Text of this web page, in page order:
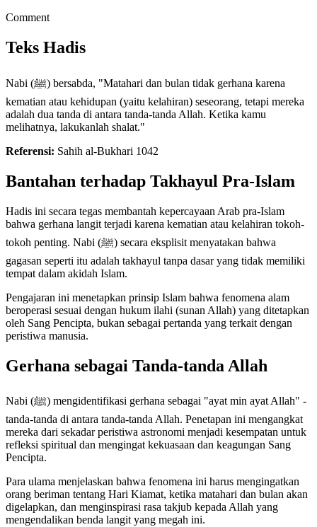
Comment
Teks Hadis
Nabi (ﷺ) bersabda, "Matahari dan bulan tidak gerhana karena
kematian atau kehidupan (yaitu kelahiran) seseorang, tetapi mereka
adalah dua tanda di antara tanda-tanda Allah. Ketika kamu
melihatnya, lakukanlah shalat."
Referensi: Sahih al-Bukhari 1042
Bantahan terhadap Takhayul Pra-Islam
Hadis ini secara tegas membantah kepercayaan Arab pra-Islam
bahwa gerhana langit terjadi karena kematian atau kelahiran tokoh-
tokoh penting. Nabi (ﷺ) secara eksplisit menyatakan bahwa
gagasan seperti itu adalah takhayul tanpa dasar yang tidak memiliki
tempat dalam akidah Islam.
Pengajaran ini menetapkan prinsip Islam bahwa fenomena alam
beroperasi sesuai dengan hukum ilahi (sunan Allah) yang ditetapkan
oleh Sang Pencipta, bukan sebagai pertanda yang terkait dengan
peristiwa manusia.
Gerhana sebagai Tanda-tanda Allah
Nabi (ﷺ) mengidentifikasi gerhana sebagai "ayat min ayat Allah" -
tanda-tanda di antara tanda-tanda Allah. Penetapan ini mengangkat
mereka dari sekadar peristiwa astronomi menjadi kesempatan untuk
refleksi spiritual dan mengingat kekuasaan dan keagungan Sang
Pencipta.
Para ulama menjelaskan bahwa fenomena ini harus mengingatkan
orang beriman tentang Hari Kiamat, ketika matahari dan bulan akan
digelapkan, dan menginspirasi rasa takjub kepada Allah yang
mengendalikan benda langit yang megah ini.